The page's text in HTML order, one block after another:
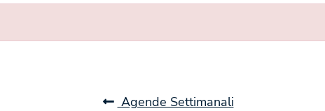
Agende Settimanali